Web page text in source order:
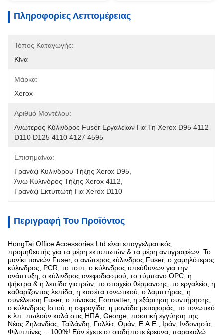
Πληροφορίες Λεπτομέρειας
Τόπος Καταγωγής:
Κίνα
Μάρκα:
Xerox
Αριθμό Μοντέλου:
Ανώτερος Κύλινδρος Fuser Εργαλείων Για Τη Xerox D95 4112
D110 D125 4110 4127 4595
Επισημαίνω:
Γρανάζι Κυλίνδρου Τήξης Xerox D95
Άνω Κύλινδρος Τήξης Xerox 4112
Γρανάζι Εκτυπωτή Για Xerox D110
Περιγραφή Του Προϊόντος
HongTai Office Accessories Ltd είναι επαγγελματικός
προμηθευτής για τα μέρη εκτυπωτών & τα μέρη αντιγραφέων. Το
μανίκι ταινιών Fuser, ο ανώτερος κύλινδρος Fuser, ο χαμηλότερος
κύλινδρος, PCR, το τσιπ, ο κύλινδρος υπεύθυνων για την
ανάπτυξη, ο κύλινδρος ανεφοδιασμού, το τύμπανο OPC, η
ψήκτρα & η λεπίδα γιατρών, το στοιχείο θέρμανσης, το εργαλείο, η
καθαρίζοντας λεπίδα, η κασέτα τονωτικού, ο λαμπτήρας, η
συνέλευση Fuser, ο πίνακας Formatter, η εξάρτηση συντήρησης,
ο κύλινδρος Ιστού, η σφραγίδα, η μονάδα μεταφοράς, το τονωτικό
κ.λπ. πωλούν καλά στις ΗΠΑ, George, ποιοτική εγγύηση της
Νέας Ζηλανδίας, Ταϊλάνδη, Γαλλία, Ομάν, Ε.Α.Ε., Ιράν, Ινδονησία,
Φιλιππίνες… 100%! Εάν έχετε οποιαδήποτε έρευνα, παρακαλώ